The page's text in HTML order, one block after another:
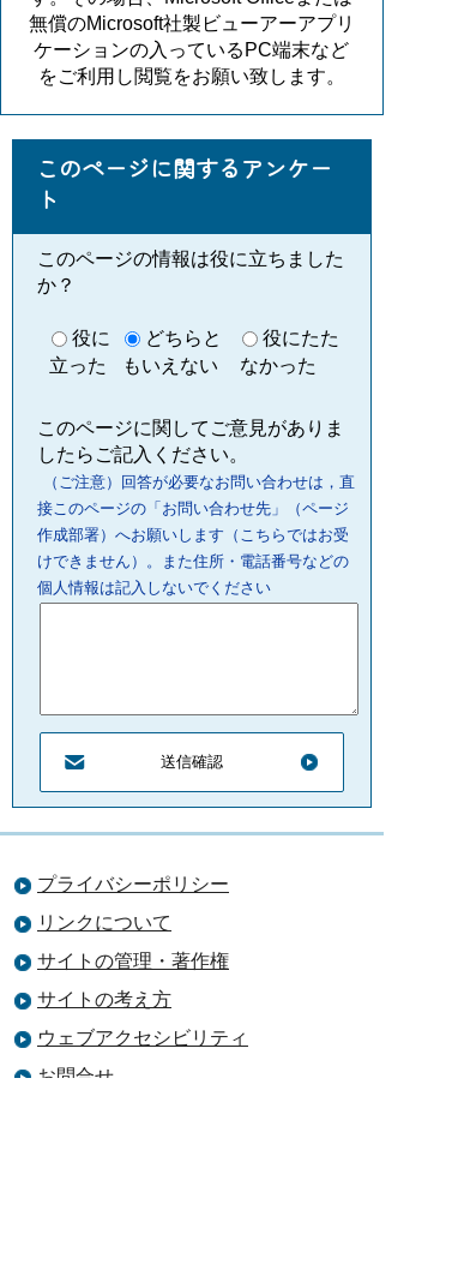
無償のMicrosoft社製ビューアーアプリ
ケーションの入っているPC端末など
をご利用し閲覧をお願い致します。
このページに関するアンケー
ト
このページの情報は役に立ちました
か？
役に
立った
どちらと
もいえない
役にたた
なかった
このページに関してご意見がありま
したらご記入ください。
（ご注意）回答が必要なお問い合わせは，直
接このページの「お問い合わせ先」（ページ
作成部署）へお願いします（こちらではお受
けできません）。また住所・電話番号などの
個人情報は記入しないでください
プライバシーポリシー
リンクについて
サイトの管理・著作権
サイトの考え方
ウェブアクセシビリティ
お問合せ